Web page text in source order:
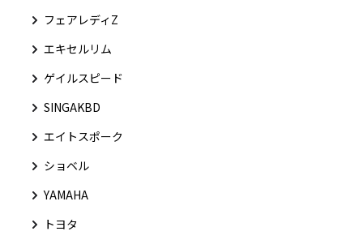
フェアレディZ
エキセルリム
ゲイルスピード
SINGAKBD
エイトスポーク
ショベル
YAMAHA
トヨタ